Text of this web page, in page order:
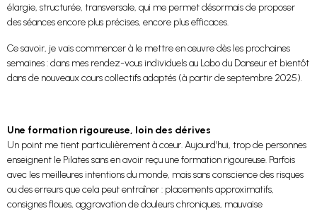
élargie, structurée, transversale, qui me permet désormais de proposer
des séances encore plus précises, encore plus efficaces.
Ce savoir, je vais commencer à le mettre en œuvre dès les prochaines
semaines : dans mes rendez-vous individuels au Labo du Danseur et bientôt
dans de nouveaux cours collectifs adaptés (à partir de septembre 2025).
Une formation rigoureuse, loin des dérives
Un point me tient particulièrement à cœur. Aujourd’hui, trop de personnes
enseignent le Pilates sans en avoir reçu une formation rigoureuse. Parfois
avec les meilleures intentions du monde, mais sans conscience des risques
ou des erreurs que cela peut entraîner : placements approximatifs,
consignes floues, aggravation de douleurs chroniques, mauvaise